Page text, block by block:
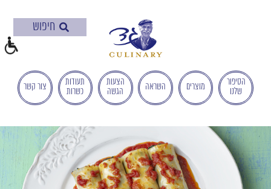
הישראלי
לְהַנְגָּשָׁת
אָתָרִים".
הַמְּסַיַּעַת
לִנְגִישׁוּת
הָאֲתָר.
לִפְתִיחַת
תַּפְרִיט
הסיפור
שלנו
מוצרים השראה
הצעות
הגשה
תעודות
כשרות
צור קשר